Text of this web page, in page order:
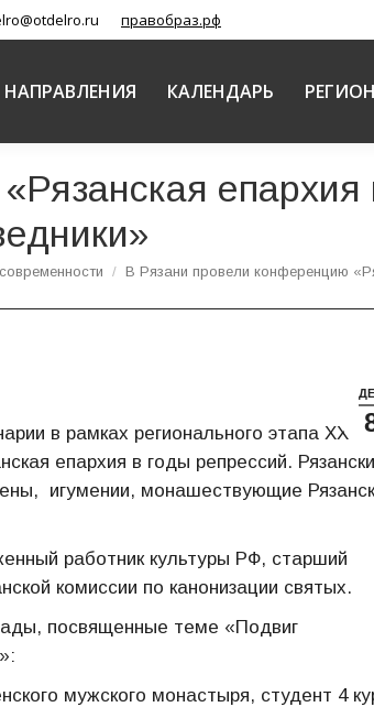
правобраз.рф
НАПРАВЛЕНИЯ КАЛЕНДАРЬ
епархия
В Рязани провели конференцию
в рамках регионального этапа XXV
епархия в годы репрессий.
игумении, монашествующие
работник культуры РФ, старший
комиссии по канонизации святых.
посвященные теме «Подвиг
мужского монастыря, студент 4